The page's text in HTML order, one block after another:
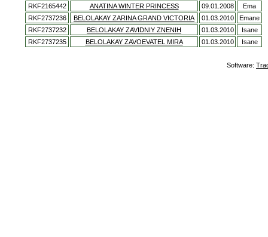
RKF2165442
ANATINA WINTER PRINCESS 09.01.2008
Ema
RKF2737236
BELOLAKAY ZARINA GRAND VICTORIA 01.03.2010
Emane
RKF2737232
BELOLAKAY ZAVIDNIY ZNENIH 01.03.2010
Isane
RKF2737235
BELOLAKAY ZAVOEVATEL MIRA 01.03.2010 Isane
Software: